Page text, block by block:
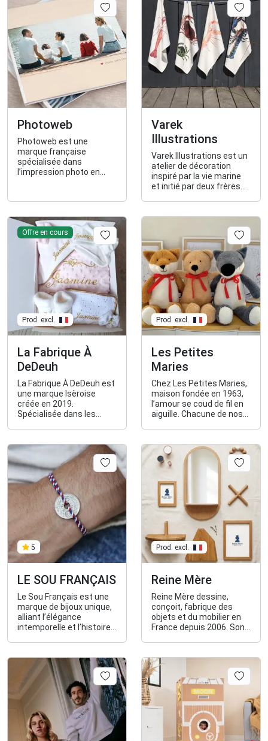
revêtements muraux
Photoweb
Photoweb est une
marque française
spécialisée dans
l’impression photo en
personnalisés.
Varek
Illustrations
Varek Illustrations est un
atelier de décoration
inspiré par la vie marine
et initié par deux frères
Offre en cours
Prod. excl.
La Fabrique À
DeDeuh
La Fabrique À DeDeuh est
une marque Isèroise
créée en 2019.
Spécialisée dans les
faites main et
personnalisables.
Prod. excl.
Les Petites
Maries
Chez Les Petites Maries,
maison fondée en 1963,
l’amour se coud de fil en
aiguille. Chacune de nos
toutes ont le même
objectif, devenir le
compagnon de jeu de
5
LE SOU FRANÇAIS
Le Sou Français est une
marque de bijoux unique,
alliant l’élégance
intemporelle et l’histoire
collection est
soigneusement
fabriquée à partir
d’anciennes pièces de
monnaie.
Prod. excl.
Reine Mère
Reine Mère dessine,
conçoit, fabrique des
objets et du mobilier en
France depuis 2006. Son
responsable dans le
respect de l'homme et de
l'environnement.